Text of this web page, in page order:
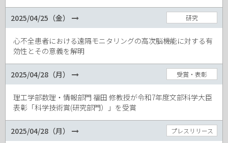
2025/04/25（金）
心不全患者における遠隔モニタリングの高次脳機能に対する有
効性とその意義を解明
研究
2025/04/28（月）
理工学部数理・情報部門 福田 修教授が令和7年度文部科学大臣
表彰「科学技術賞(研究部門）」を受賞
受賞・表彰
2025/04/28（月） プレスリリース